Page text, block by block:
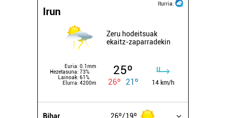
Iturria:
Irun
Zeru hodeitsuak
ekaitz-zaparradekin
Euria: 0.1mm
Hezetasuna: 73%
Lainoak: 61%
Elurra: 4200m
25º
26º 21º 14 km/h
Bihar 26º 19º